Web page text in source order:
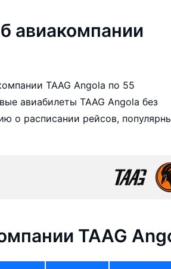
авиакомпании
TAAG Angola по 55
авиабилеты TAAG Angola без
о расписании рейсов,
TAAG